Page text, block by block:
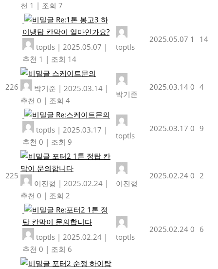
천 1 | 조회 7
Re:1톤 봉고3 하
이냉탑 칸막이 얼마인가요?
toptls | 2025.05.07 |
추천 1 | 조회 14
toptls
2025.05.07 1 14
226
스케이트문의
박기준 | 2025.03.14 |
추천 0 | 조회 4
박기준
2025.03.14 0 4
Re:스케이트문의
toptls | 2025.03.17 |
추천 0 | 조회 9
toptls
2025.03.17 0 9
225
포터2 1톤 정탑 칸
막이 문의합니다
이진형 | 2025.02.24 |
추천 0 | 조회 2
이진형
2025.02.24 0 2
Re:포터2 1톤 정
탑 칸막이 문의합니다
toptls | 2025.02.24 |
추천 0 | 조회 6
toptls
2025.02.24 0 6
포터2 순정 하이탑